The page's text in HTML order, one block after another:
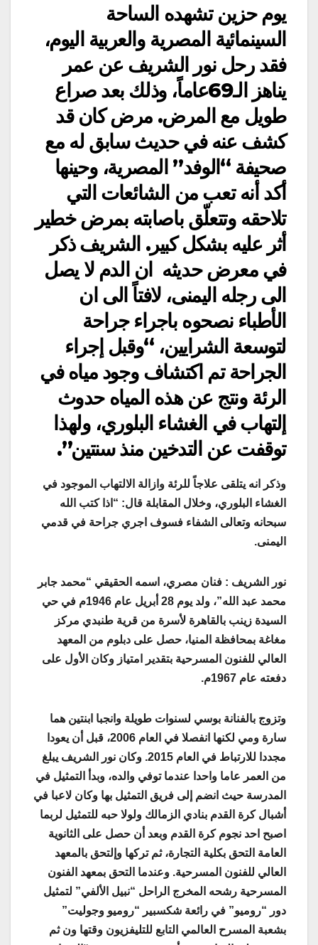
يوم حزين تشهده الساحة
السينمائية المصرية والعربية اليوم،
فقد رحل نور الشريف عن عمر
يناهز الـ69عاماً، وذلك بعد صراع
طويل مع المرض. مرض كان قد
كشف عنه في حديث سابق له مع
صحيفة “الوفد” المصرية، وحينها
أكد أنه تعب من الشائعات التي
تلاحقه وتتعلّق باصابته بمرض خطير
أثر عليه بشكل كبير. الشريف ذكر
في معرض حديثه ان الدم لا يصل
الى رجله اليمنى، لافتاً الى ان
الأطباء نصحوه باجراء جراحة
لتوسعة الشرايين، “وقبل إجراء
الجراحة تم اكتشاف وجود مياه في
الرئة ونتج عن هذه المياه حدوث
إلتهاب في الغشاء البلوري، ولهذا
توقفت عن التدخين منذ سنتين”.
وذكر انه يتلقى علاجاً للرئة وازالة الالتهاب الموجود في
الغشاء البلوري، وخلال المقابلة قال: “اذا كتب الله
سبحانه وتعالى الشفاء فسوف اجري جراحة في قدمي
اليمنى.
نور الشريف : فنان مصري، اسمه الحقيقي “محمد جابر
محمد عبد الله”، ولد يوم 28 أبريل عام 1946م في حي
السيدة زينب بالقاهرة لأسرة من قرية طنبدي مركز
مغاغة بمحافظة المنيا، حصل على دبلوم من المعهد
العالي للفنون المسرحية بتقدير امتياز وكان الأول على
دفعته عام 1967م
.
وتزوج بالفنانة بوسي لسنوات طويلة وانجبا ابنتين هما
سارة ومي لكنها انفصلا في العام 2006، قبل أن يعودا
مجددا للارتباط في العام 2015. وكان نور الشريف يبلغ
من العمر عاما واحدا عندما توفي والده، وبدأ التمثيل في
المدرسة حيث انضم إلى فريق التمثيل بها وكان لاعبا في
أشبال كرة القدم بنادي الزمالك ولولا حبه للتمثيل لربما
اصبح احد نجوم كرة القدم وبعد أن حصل على الثانوية
العامة التحق بكلية التجارة، ثم تركها وإلتحق بالمعهد
العالي للفنون المسرحية. وعندما التحق بمعهد الفنون
المسرحية رشحه المخرج الراحل “نبيل الألفي” لتمثيل
دور “روميو” في رائعة شكسبير “روميو وجوليت”
بشعبة المسرح العالمي التابع للتليفزيون وقتها ون ثم